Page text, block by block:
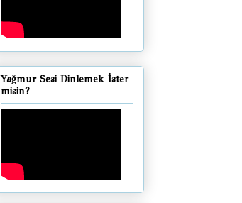
Yağmur Sesi Dinlemek İster
misin?